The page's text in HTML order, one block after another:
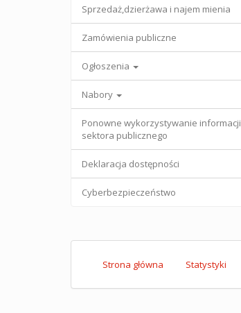
Sprzedaż,dzierżawa i najem mienia
Zamówienia publiczne
Ogłoszenia
Nabory
Ponowne wykorzystywanie informacji
sektora publicznego
Deklaracja dostępności
Cyberbezpieczeństwo
Strona główna Statystyki